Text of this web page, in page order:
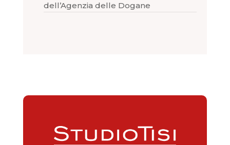
dell’Agenzia delle Dogane